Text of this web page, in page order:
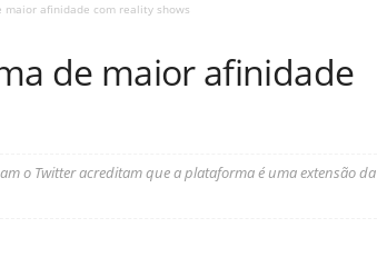
afinidade com reality shows
de maior afinidade
o Twitter acreditam que a plataforma é uma extensão da